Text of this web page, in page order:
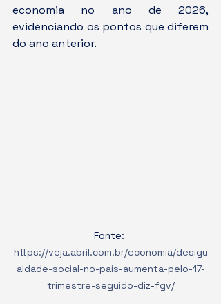
economia no ano de 2026,
evidenciando os pontos que diferem
do ano anterior.
Fonte:
https://veja.abril.com.br/economia/desigu
aldade-social-no-pais-aumenta-pelo-17-
trimestre-seguido-diz-fgv/